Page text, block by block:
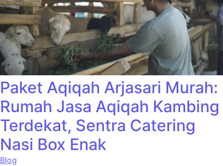
Paket Aqiqah Arjasari Murah:
Rumah Jasa Aqiqah Kambing
Terdekat, Sentra Catering
Nasi Box Enak
Blog